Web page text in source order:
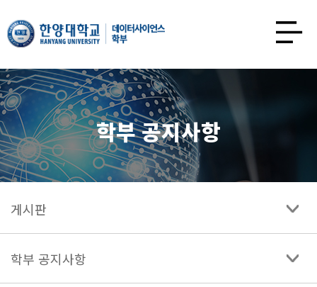
한양대학교
데이터사이언스학과
열기
학부 공지사항
게시판
학부 공지사항